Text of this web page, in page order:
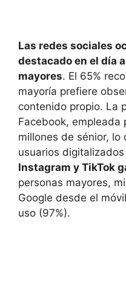
Las redes sociales
destacado en el día
mayores. El 65%
mayoría prefiere
contenido propio. La
Facebook, empleada
millones de sénior, lo
usuarios
Instagram y TikTok
personas mayores,
Google desde el
uso (97%).